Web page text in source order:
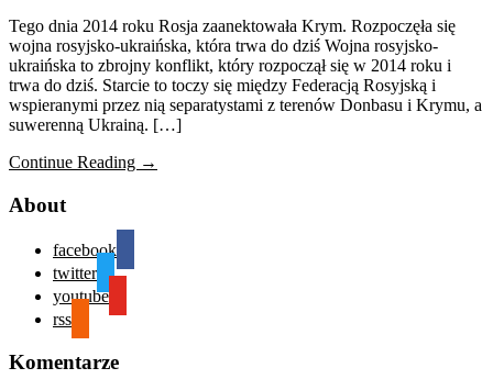
Tego dnia 2014 roku Rosja zaanektowała Krym. Rozpoczęła się
wojna rosyjsko-ukraińska, która trwa do dziś Wojna rosyjsko-
ukraińska to zbrojny konflikt, który rozpoczął się w 2014 roku i
trwa do dziś. Starcie to toczy się między Federacją Rosyjską i
wspieranymi przez nią separatystami z terenów Donbasu i Krymu, a
suwerenną Ukrainą. […]
Continue Reading →
About
facebook
twitter
youtube
rss
Komentarze